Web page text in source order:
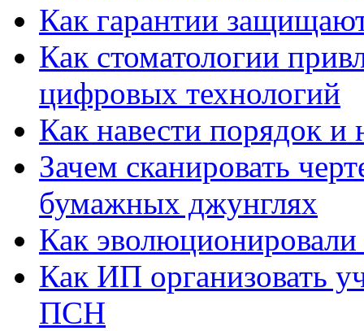
Как гарантии
Как стоматологии
цифровых технологий
Как навести порядок и
Зачем сканировать
бумажных джунглях
Как
Как ИП организовать
ПСН